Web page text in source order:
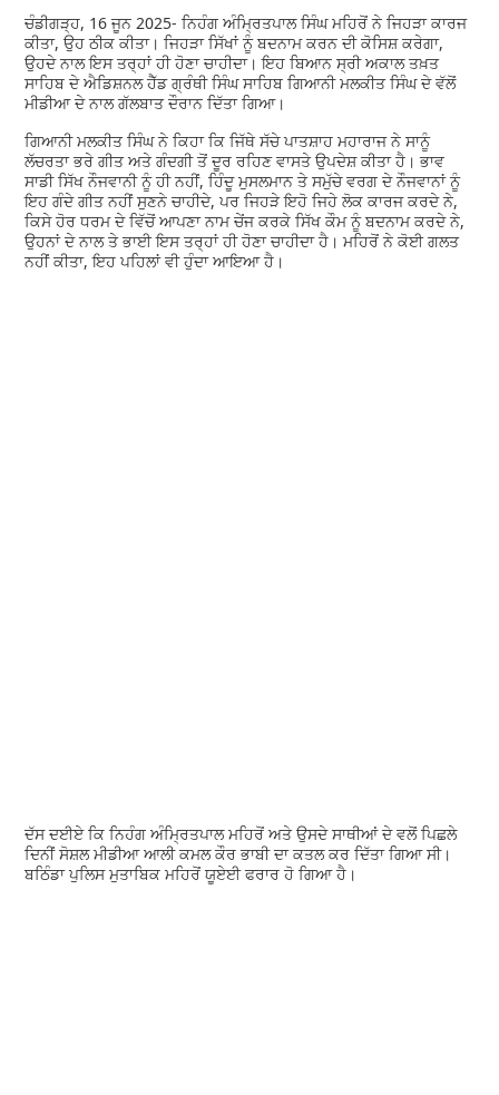
ਚੰਡੀਗੜ੍ਹ, 16 ਜੂਨ 2025- ਨਿਹੰਗ ਅੰਮ੍ਰਿਤਪਾਲ ਸਿੰਘ ਮਹਿਰੋਂ ਨੇ ਜਿਹੜਾ ਕਾਰਜ
ਕੀਤਾ, ਉਹ ਠੀਕ ਕੀਤਾ। ਜਿਹੜਾ ਸਿੱਖਾਂ ਨੂੰ ਬਦਨਾਮ ਕਰਨ ਦੀ ਕੋਸਿਸ਼ ਕਰੇਗਾ,
ਉਹਦੇ ਨਾਲ ਇਸ ਤਰ੍ਹਾਂ ਹੀ ਹੋਣਾ ਚਾਹੀਦਾ। ਇਹ ਬਿਆਨ ਸ੍ਰੀ ਅਕਾਲ ਤਖ਼ਤ
ਸਾਹਿਬ ਦੇ ਐਡਿਸ਼ਨਲ ਹੈੱਡ ਗ੍ਰੰਥੀ ਸਿੰਘ ਸਾਹਿਬ ਗਿਆਨੀ ਮਲਕੀਤ ਸਿੰਘ ਦੇ ਵੱਲੋਂ
ਮੀਡੀਆ ਦੇ ਨਾਲ ਗੱਲਬਾਤ ਦੌਰਾਨ ਦਿੱਤਾ ਗਿਆ।
ਗਿਆਨੀ ਮਲਕੀਤ ਸਿੰਘ ਨੇ ਕਿਹਾ ਕਿ ਜਿੱਥੇ ਸੱਚੇ ਪਾਤਸ਼ਾਹ ਮਹਾਰਾਜ ਨੇ ਸਾਨੂੰ
ਲੱਚਰਤਾ ਭਰੇ ਗੀਤ ਅਤੇ ਗੰਦਗੀ ਤੋਂ ਦੂਰ ਰਹਿਣ ਵਾਸਤੇ ਉਪਦੇਸ਼ ਕੀਤਾ ਹੈ। ਭਾਵ
ਸਾਡੀ ਸਿੱਖ ਨੌਜਵਾਨੀ ਨੂੰ ਹੀ ਨਹੀਂ, ਹਿੰਦੂ ਮੁਸਲਮਾਨ ਤੇ ਸਮੁੱਚੇ ਵਰਗ ਦੇ ਨੌਜਵਾਨਾਂ ਨੂੰ
ਇਹ ਗੰਦੇ ਗੀਤ ਨਹੀਂ ਸੁਣਨੇ ਚਾਹੀਦੇ, ਪਰ ਜਿਹੜੇ ਇਹੋ ਜਿਹੇ ਲੋਕ ਕਾਰਜ ਕਰਦੇ ਨੇ,
ਕਿਸੇ ਹੋਰ ਧਰਮ ਦੇ ਵਿੱਚੋਂ ਆਪਣਾ ਨਾਮ ਚੇਂਜ ਕਰਕੇ ਸਿੱਖ ਕੌਮ ਨੂੰ ਬਦਨਾਮ ਕਰਦੇ ਨੇ,
ਉਹਨਾਂ ਦੇ ਨਾਲ ਤੇ ਭਾਈ ਇਸ ਤਰ੍ਹਾਂ ਹੀ ਹੋਣਾ ਚਾਹੀਦਾ ਹੈ। ਮਹਿਰੋਂ ਨੇ ਕੋਈ ਗਲਤ
ਨਹੀਂ ਕੀਤਾ, ਇਹ ਪਹਿਲਾਂ ਵੀ ਹੁੰਦਾ ਆਇਆ ਹੈ।
ਦੱਸ ਦਈਏ ਕਿ ਨਿਹੰਗ ਅੰਮ੍ਰਿਤਪਾਲ ਮਹਿਰੋਂ ਅਤੇ ਉਸਦੇ ਸਾਥੀਆਂ ਦੇ ਵਲੋਂ ਪਿਛਲੇ
ਦਿਨੀਂ ਸੋਸ਼ਲ ਮੀਡੀਆ ਆਲੀ ਕਮਲ ਕੌਰ ਭਾਬੀ ਦਾ ਕਤਲ ਕਰ ਦਿੱਤਾ ਗਿਆ ਸੀ।
ਬਠਿੰਡਾ ਪੁਲਿਸ ਮੁਤਾਬਿਕ ਮਹਿਰੋਂ ਯੂਏਈ ਫਰਾਰ ਹੋ ਗਿਆ ਹੈ।